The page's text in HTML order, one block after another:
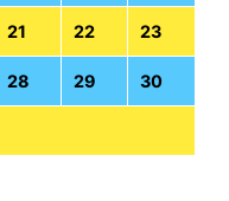
21 22 23
28 29 30